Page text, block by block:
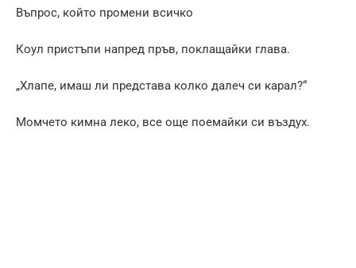
Въпрос, който промени всичко
Коул пристъпи напред пръв, поклащайки глава.
„Хлапе, имаш ли представа колко далеч си карал?“
Момчето кимна леко, все още поемайки си въздух.